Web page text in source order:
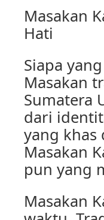
Masakan
Hati
Siapa
Masakan
Sumatera
dari
yang khas
Masakan
pun yang
Masakan